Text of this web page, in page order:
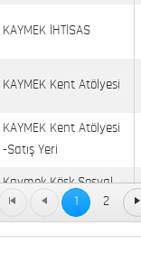
KAYMEK İHTİSAS
KAYMEK Kent Atölyesi
KAYMEK Kent Atölyesi
-Satış Yeri
Kaymek Köşk Sosyal
Yaşam Merkezi
KAYMEK MOSTAR
1 2